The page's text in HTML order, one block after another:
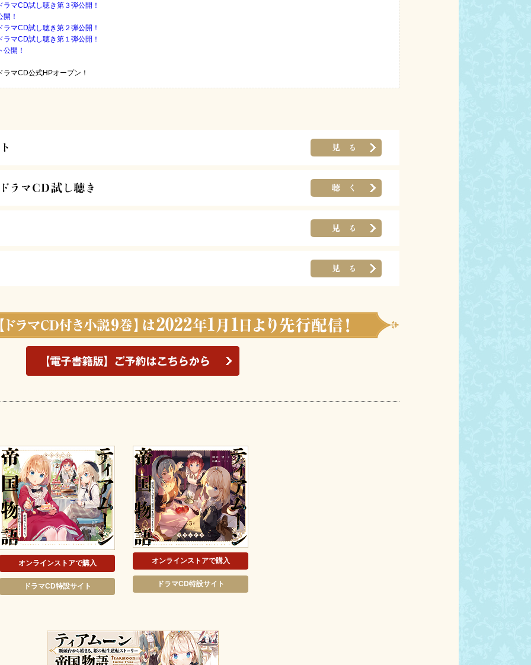
マCD試し聴き第３弾公開！
！
マCD試し聴き第２弾公開！
マCD試し聴き第１弾公開！
開！
マCD公式HPオープン！
オンラインストアで購入
ドラマCD特設サイト
オンラインストアで購入
ドラマCD特設サイト